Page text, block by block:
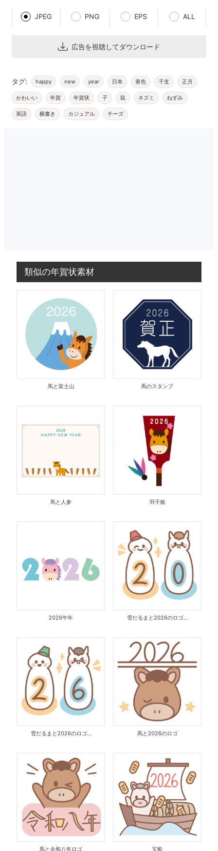
JPEG PNG EPS ALL
広告を視聴してダウンロード
タグ: happy new year 日本 黄色 干支 正月
かわいい 年賀 年賀状 子 鼠 ネズミ ねずみ
英語 横書き カジュアル チーズ
類似の年賀状素材
馬と富士山 馬のスタンプ
馬と人参 羽子板
2026午年 雪だるまと2026のロゴ...
雪だるまと2026のロゴ... 馬と2026のロゴ
馬と令和八年ロゴ 宝船